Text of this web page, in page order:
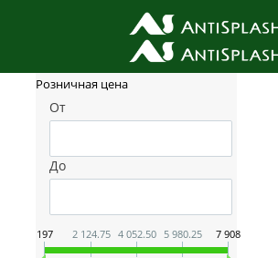
Фильтр товаров
Розничная цена
От
До
197 2 124.75 4 052.50 5 980.25 7 908